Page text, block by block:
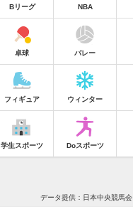
Bリーグ NBA
卓球 バレー
フィギュア ウィンター
学生スポーツ Doスポーツ
データ提供：日本中央競馬会